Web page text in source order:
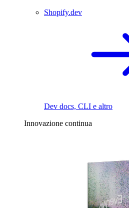
Shopify.dev
Dev docs, CLI e altro
Innovazione continua